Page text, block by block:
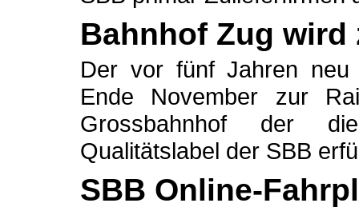
Bahnhof Zug wird
Der vor fünf Jahren
Ende November zur
Grossbahnhof der
Qualitätslabel der SBB
SBB Online-